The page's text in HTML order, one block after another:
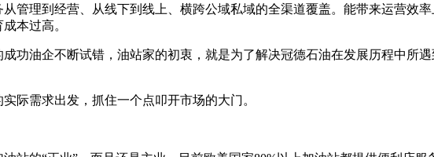
管理到经营、从线下到线上、横跨公域私域的全渠道覆盖。能带来运营效
本过高。
功油企不断试错，油站家的初衷，就是为了解决冠德石油在发展历程中所
际需求出发，抓住一个点叩开市场的大门。